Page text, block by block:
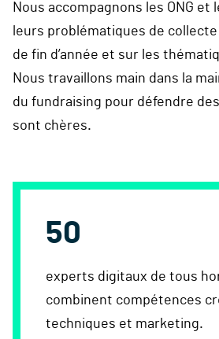
Nous accompagnons les ONG et
leurs problématiques de
de fin d’année et sur les
Nous travaillons main dans la
du fundraising pour défendre
sont chères.
50
experts digitaux de tous
combinent compétences
techniques et marketing.